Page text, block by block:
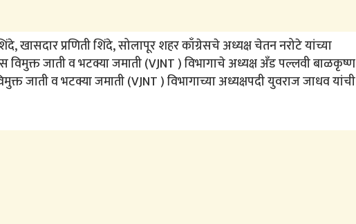
खासदार प्रणिती शिंदे, सोलापूर शहर काँग्रेसचे अध्यक्ष चेतन नरोटे यांच्या
विमुक्त जाती व भटक्या जमाती (VJNT ) विभागाचे अध्यक्ष अँड पल्लवी बाळकृष्ण
जाती व भटक्या जमाती (VJNT ) विभागाच्या अध्यक्षपदी युवराज जाधव यांची